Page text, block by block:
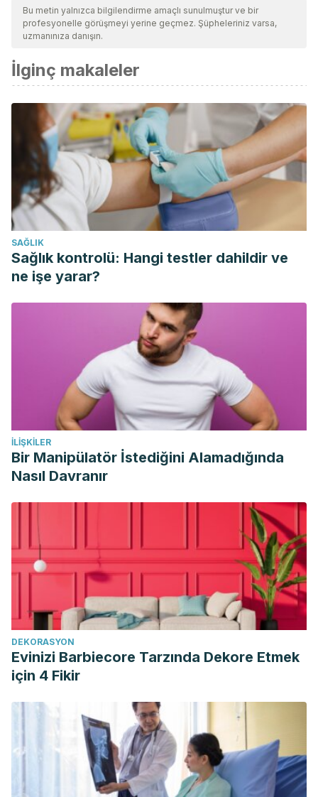
Bu metin yalnızca bilgilendirme amaçlı sunulmuştur ve bir
profesyonelle görüşmeyi yerine geçmez. Şüpheleriniz varsa,
uzmanınıza danışın.
İlginç makaleler
SAĞLIK
Sağlık kontrolü: Hangi testler dahildir ve
ne işe yarar?
İLIŞKILER
Bir Manipülatör İstediğini Alamadığında
Nasıl Davranır
DEKORASYON
Evinizi Barbiecore Tarzında Dekore Etmek
için 4 Fikir